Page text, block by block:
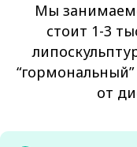
Мы
стоит 1-3
от